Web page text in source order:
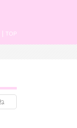
TOP